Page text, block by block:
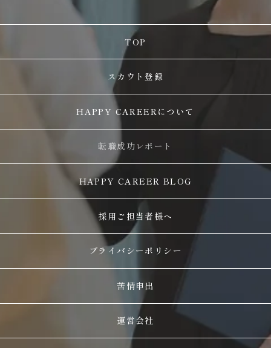
TOP
スカウト登録
HAPPY CAREERについて
転職成功レポート
HAPPY CAREER BLOG
採用ご担当者様へ
プライバシーポリシー
苦情申出
運営会社